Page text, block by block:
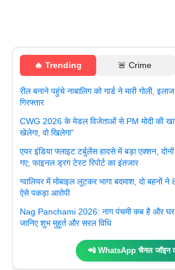
🔥 Trending 🚨 Crime
रील बनाने पहुंचे नाबालिग को गार्ड ने मारी गोली,
गिरफ्तार
CWG 2026 के मेडल विजेताओं से PM मोदी की
खेलेगा, वो खिलेगा”
एयर इंडिया फ्लाइट टर्बुलेंस हादसे में बड़ा एक्शन,
गए; फाइनल ड्रग टेस्ट रिपोर्ट का इंतजार
ग्वालियर में मोबाइल लूटकर भागा बदमाश, दो बहनों
ऐसे पकड़ा आरोपी
Nag Panchami 2026: नाग पंचमी कब है और
जानिए शुभ मुहूर्त और सरल विधि
📲 WhatsApp चैनल जॉइन